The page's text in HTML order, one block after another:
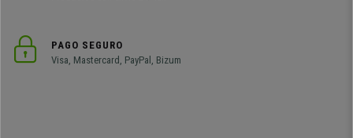
PAGO SEGURO
Visa, Mastercard, PayPal, Bizum